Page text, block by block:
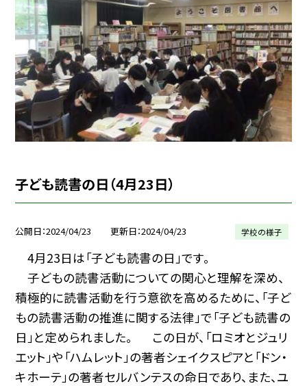
子ども読書の日（4月23日）
公開日 2024/04/23 更新日 2024/04/23 学校の様子
4月23日は「子ども読書の日」です。
子どもの読書活動についての関心と理解を深め、
積極的に読書活動を行う意欲を高めるために、「子ど
もの読書活動の推進に関する法律」で「子ども読書の
日」と定められました。 この日が、「ロミオとジュリ
エット」や「ハムレット」の著者シェイクスピアと「ドン・
キホーテ」の著者セルバンテスの命日であり、また、ユ